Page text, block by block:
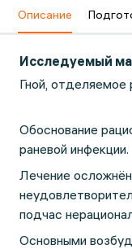
Описание
Исследуемый
Гной, отделяемое
Обоснование
раневой инфекции.
Лечение
подчас
Основными